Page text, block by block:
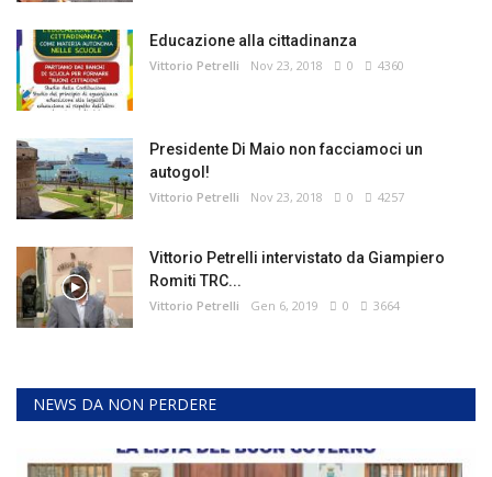
Educazione alla cittadinanza
Vittorio Petrelli Nov 23, 2018 0 4360
Presidente Di Maio non facciamoci un
autogol!
Vittorio Petrelli Nov 23, 2018 0 4257
Vittorio Petrelli intervistato da Giampiero
Romiti TRC...
Vittorio Petrelli Gen 6, 2019 0 3664
NEWS DA NON PERDERE